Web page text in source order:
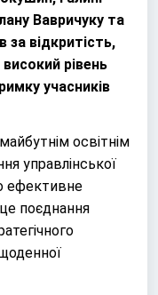
Вавричуку та
за відкритість,
рівень
учасників
освітнім
управлінської
ефективне
поєднання